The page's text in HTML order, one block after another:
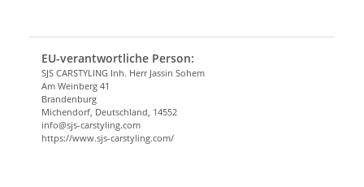
EU-verantwortliche Person:
SJS CARSTYLING Inh. Herr Jassin Sohem
Am Weinberg 41
Brandenburg
Michendorf, Deutschland, 14552
info@sjs-carstyling.com
https://www.sjs-carstyling.com/